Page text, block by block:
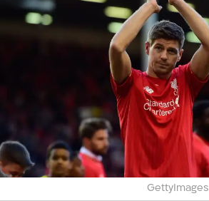
GettyImages